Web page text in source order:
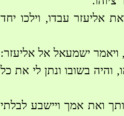
אליעזר עבדו, וילכו יחד
ויאמר ישמעאל אל אליעזר:
והיה בשובו ונתן לי את כל
ואת אמך ויישבע לבלתי